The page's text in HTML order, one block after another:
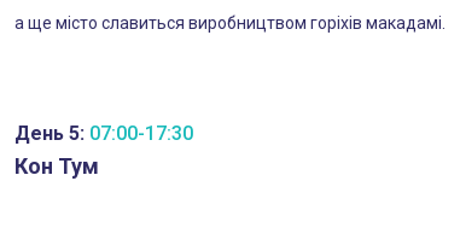
а ще місто славиться виробництвом горіхів макадамі.
День 5: 07:00-17:30
Кон Тум